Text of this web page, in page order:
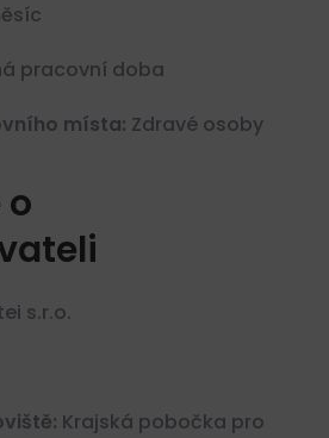
pracovní doba
místa: Zdravé osoby
s.r.o.
Krajská pobočka pro